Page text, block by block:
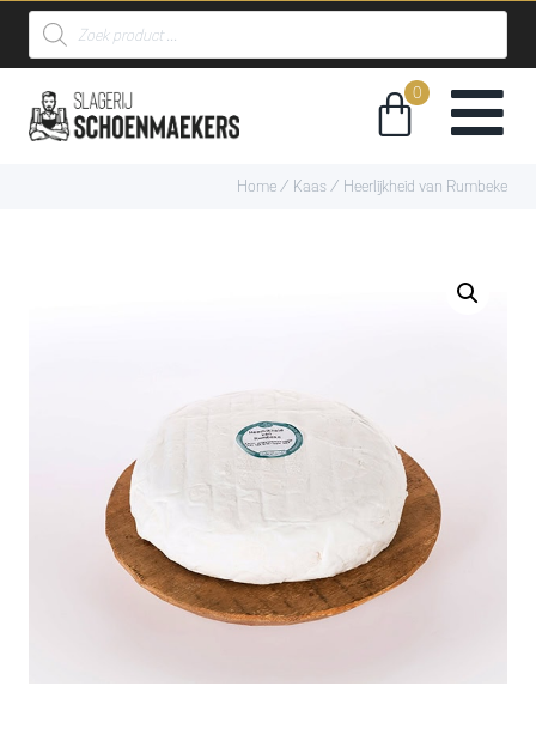
Home/ Kaas/ Heerlijkheid van Rumbeke